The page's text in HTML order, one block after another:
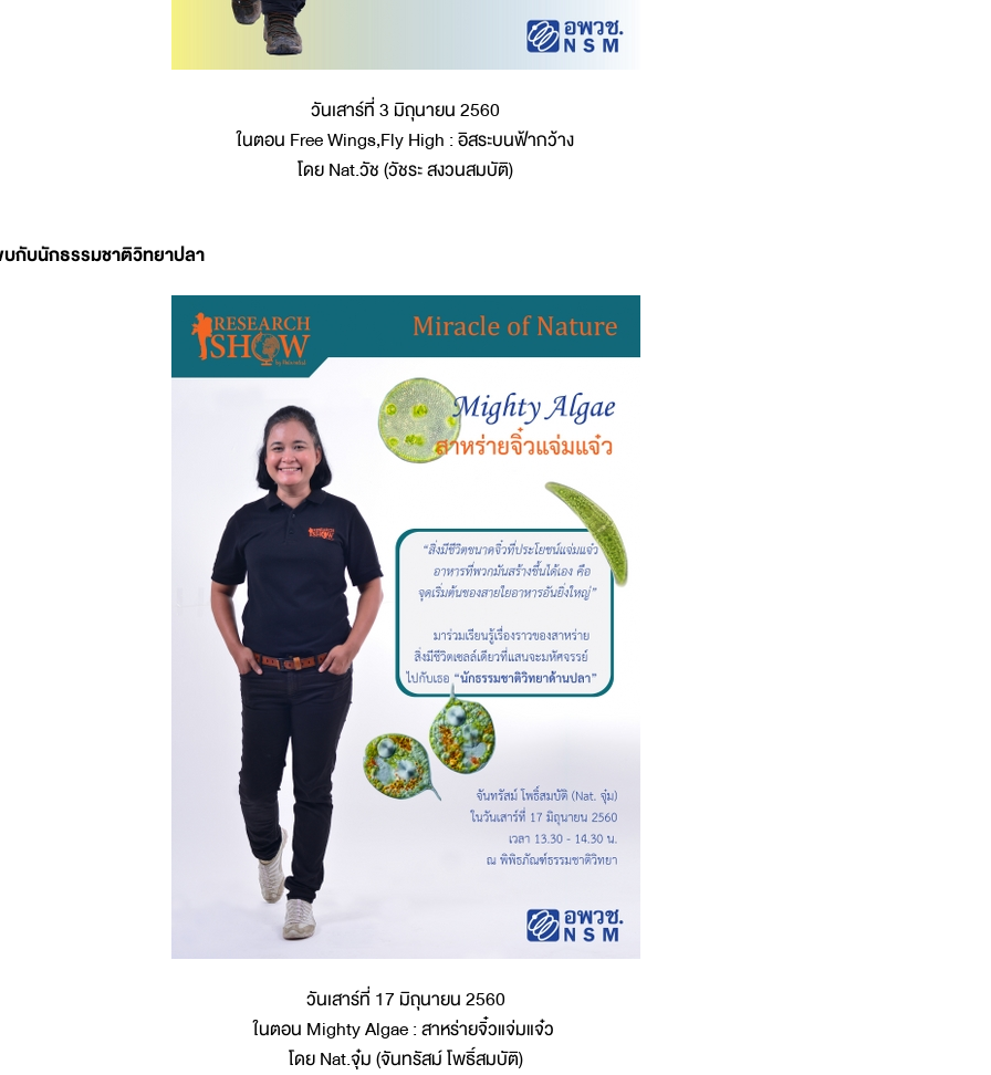
วันเสาร์ที่ 3 มิถุนายน 2560
ในตอน Free Wings,Fly High : อิสระบนฟ้ากว้าง
โดย Nat.วัช (วัชระ สงวนสมบัติ)
กับนักธรรมชาติวิทยาปลา
วันเสาร์ที่ 17 มิถุนายน 2560
ในตอน Mighty Algae : สาหร่ายจิ๋วแจ่มแจ๋ว
โดย Nat.จุ๋ม (จันทรัสม์ โพธิ์สมบัติ)